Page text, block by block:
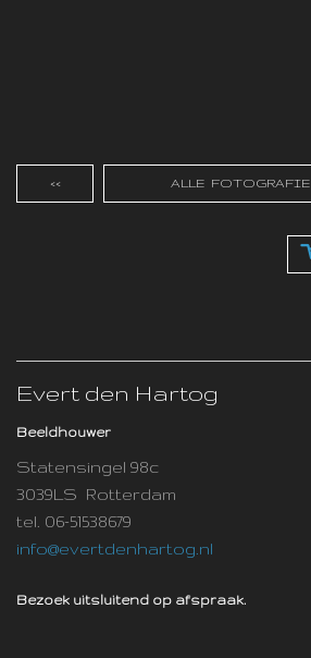
<< ALLE FOTOGRAFIE
Evert den Hartog
Beeldhouwer
Statensingel 98c
3039LS Rotterdam
tel. 06-51538679
info@evertdenhartog.nl
Bezoek uitsluitend op afspraak.